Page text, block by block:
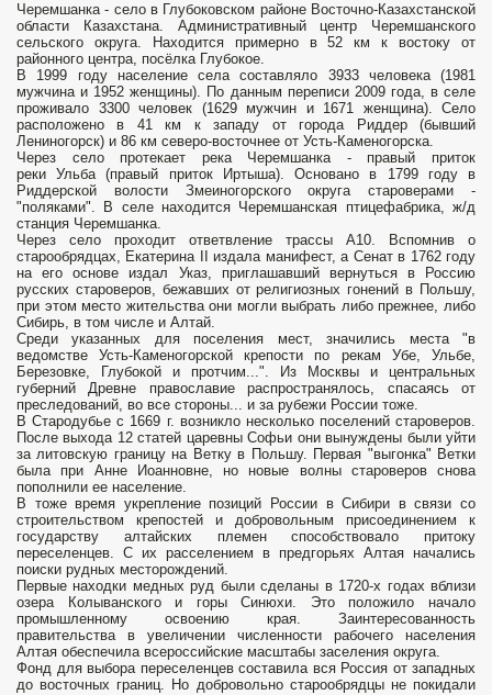
Черемшанка - село в Глубоковском районе Восточно-Казахстанской
области Казахстана. Административный центр Черемшанского
сельского округа. Находится примерно в 52 км к востоку от
районного центра, посёлка Глубокое.
В 1999 году население села составляло 3933 человека (1981
мужчина и 1952 женщины). По данным переписи 2009 года, в селе
проживало 3300 человек (1629 мужчин и 1671 женщина). Село
расположено в 41 км к западу от города Риддер (бывший
Лениногорск) и 86 км северо-восточнее от Усть-Каменогорска.
Через село протекает река Черемшанка - правый приток
реки Ульба (правый приток Иртыша). Основано в 1799 году в
Риддерской волости Змеиногорского округа староверами -
"поляками". В селе находится Черемшанская птицефабрика, ж/д
станция Черемшанка.
Через село проходит ответвление трассы А10. Вспомнив о
старообрядцах, Екатерина II издала манифест, а Сенат в 1762 году
на его основе издал Указ, приглашавший вернуться в Россию
русских староверов, бежавших от религиозных гонений в Польшу,
при этом место жительства они могли выбрать либо прежнее, либо
Сибирь, в том числе и Алтай.
Среди указанных для поселения мест, значились места "в
ведомстве Усть-Каменогорской крепости по рекам Убе, Ульбе,
Березовке, Глубокой и протчим...". Из Москвы и центральных
губерний Древне православие распространялось, спасаясь от
преследований, во все стороны... и за рубежи России тоже.
В Стародубье с 1669 г. возникло несколько поселений староверов.
После выхода 12 статей царевны Софьи они вынуждены были уйти
за литовскую границу на Ветку в Польшу. Первая "выгонка" Ветки
была при Анне Иоанновне, но новые волны староверов снова
пополнили ее население.
В тоже время укрепление позиций России в Сибири в связи со
строительством крепостей и добровольным присоединением к
государству алтайских племен способствовало притоку
переселенцев. С их расселением в предгорьях Алтая начались
поиски рудных месторождений.
Первые находки медных руд были сделаны в 1720-х годах вблизи
озера Колыванского и горы Синюхи. Это положило начало
промышленному освоению края. Заинтересованность
правительства в увеличении численности рабочего населения
Алтая обеспечила всероссийские масштабы заселения округа.
Фонд для выбора переселенцев составила вся Россия от западных
до восточных границ. Но добровольно старообрядцы не покидали